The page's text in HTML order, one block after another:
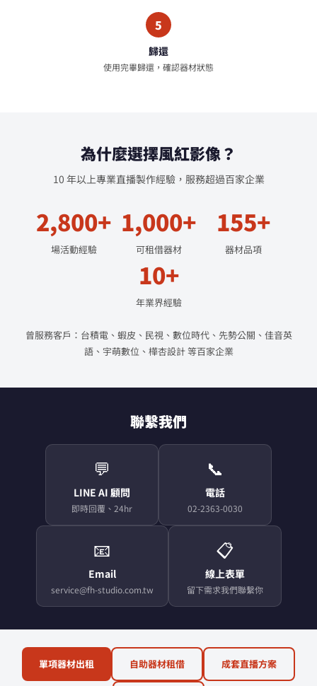
5
歸還
使用完畢歸還，確認器材狀態
為什麼選擇風紅影像？
10 年以上專業直播製作經驗，服務超過百家企業
2,800+
場活動經驗
1,000+
可租借器材
155+
器材品項
10+
年業界經驗
曾服務客戶：台積電、蝦皮、民視、數位時代、先勢公關、佳音英
語、宇萌數位、樺杏設計 等百家企業
聯繫我們
💬
LINE AI 顧問
即時回覆、24hr
📞
電話
02-2363-0030
📧
Email
service@fh-studio.com.tw
📋
線上表單
留下需求我們聯繫你
單項器材出租 自助器材租借 成套直播方案